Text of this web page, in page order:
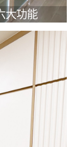
大功能